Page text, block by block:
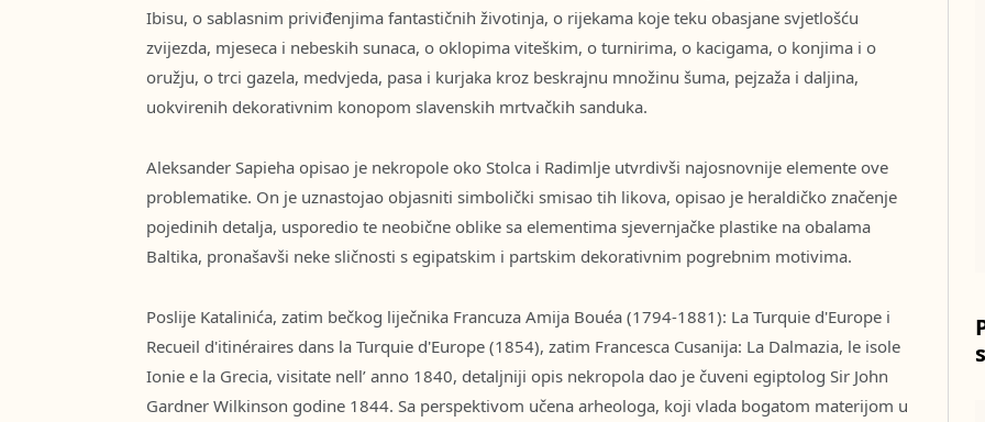
Ibisu, o sablasnim priviđenjima fantastičnih životinja, o rijekama koje teku obasjane svjetlošću
zvijezda, mjeseca i nebeskih sunaca, o oklopima viteškim, o turnirima, o kacigama, o konjima i o
oružju, o trci gazela, medvjeda, pasa i kurjaka kroz beskrajnu množinu šuma, pejzaža i daljina,
uokvirenih dekorativnim konopom slavenskih mrtvačkih sanduka.
Aleksander Sapieha opisao je nekropole oko Stolca i Radimlje utvrdivši najosnovnije elemente ove
problematike. On je uznastojao objasniti simbolički smisao tih likova, opisao je heraldičko značenje
pojedinih detalja, usporedio te neobične oblike sa elementima sjevernjačke plastike na obalama
Baltika, pronašavši neke sličnosti s egipatskim i partskim dekorativnim pogrebnim motivima.
Poslije Katalinića, zatim bečkog liječnika Francuza Amija Bouéa (1794-1881): La Turquie d'Europe i
Recueil d'itinéraires dans la Turquie d'Europe (1854), zatim Francesca Cusanija: La Dalmazia, le isole
Ionie e la Grecia, visitate nell’ anno 1840, detaljniji opis nekropola dao je čuveni egiptolog Sir John
Gardner Wilkinson godine 1844. Sa perspektivom učena arheologa, koji vlada bogatom materijom u